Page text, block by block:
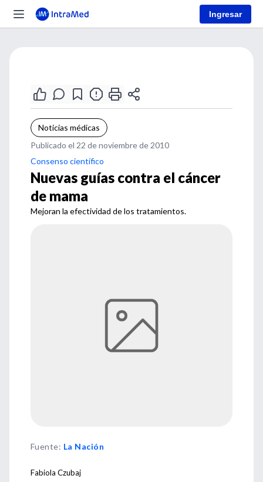
Ingresar
Noticias médicas
Publicado el 22 de noviembre de 2010
Consenso científico
Nuevas guías contra el cáncer
de mama
Mejoran la efectividad de los tratamientos.
Fuente: La Nación
Fabiola Czubaj